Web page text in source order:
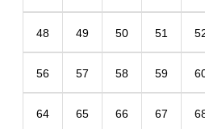
48 49 50 51
56 57 58 59
64 65 66 67